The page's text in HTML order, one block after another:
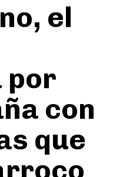
el
por
con
que